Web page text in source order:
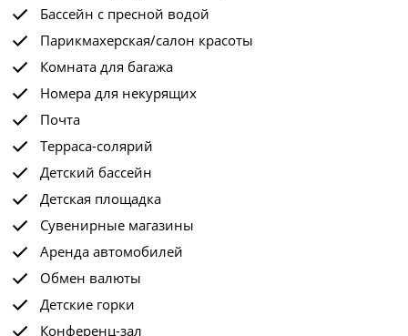
Бассейн с пресной водой
Парикмахерская/салон красоты
Комната для багажа
Номера для некурящих
Почта
Терраса-солярий
Детский бассейн
Детская площадка
Сувенирные магазины
Аренда автомобилей
Обмен валюты
Детские горки
Конференц-зал